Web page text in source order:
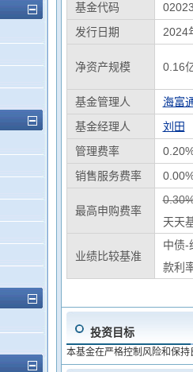
基金代码
发行日期
2024
净资产规模 0.16
基金管理人
海富
基金经理人
刘田
管理费率
销售服务费率
最高申购费率
天天
业绩比较基准
中债-
款利
投资目标
本基金在严格控制风险和保持